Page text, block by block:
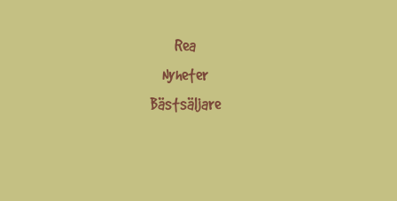
Rea
Nyheter
Bästsäljare